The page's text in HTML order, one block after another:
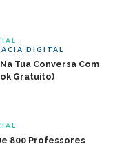
DIGITAL
Tua Conversa Com
Gratuito)
800 Professores